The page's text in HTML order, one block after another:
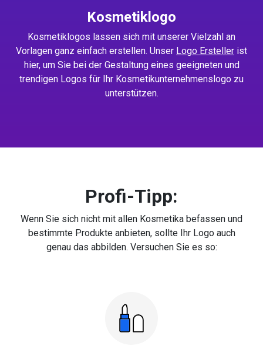
Kosmetiklogo
Kosmetiklogos lassen sich mit unserer Vielzahl an
Vorlagen ganz einfach erstellen. Unser Logo Ersteller ist
hier, um Sie bei der Gestaltung eines geeigneten und
trendigen Logos für Ihr Kosmetikunternehmenslogo zu
unterstützen.
Profi-Tipp:
Wenn Sie sich nicht mit allen Kosmetika befassen und
bestimmte Produkte anbieten, sollte Ihr Logo auch
genau das abbilden. Versuchen Sie es so: